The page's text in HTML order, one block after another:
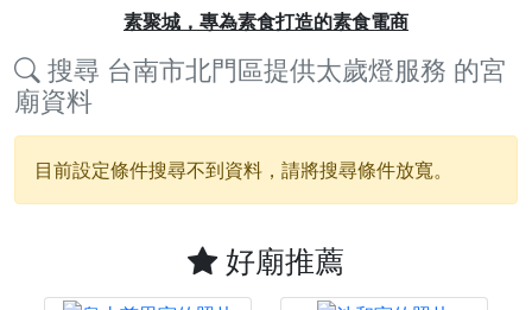
素聚城，專為素食打造的素食電商
Previous
搜尋 台南市北門區提供太歲燈服務 的宮
廟資料
目前設定條件搜尋不到資料，請將搜尋條件放寬。
好廟推薦